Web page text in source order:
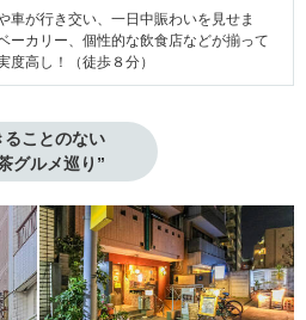
車が行き交い、一日中賑わいを見せま
ーカリー、個性的な飲食店などが揃って
度高し！（徒歩８分）
ることのない
グルメ巡り”